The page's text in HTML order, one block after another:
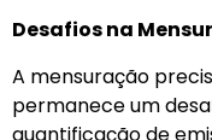
Desafios na
A mensuração
permanece um
quantificação de